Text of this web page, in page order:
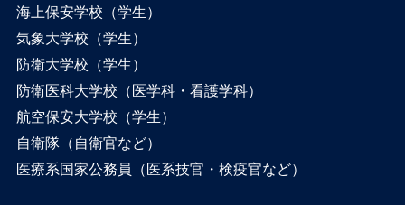
海上保安学校（学生）
気象大学校（学生）
防衛大学校（学生）
防衛医科大学校（医学科・看護学科）
航空保安大学校（学生）
自衛隊（自衛官など）
医療系国家公務員（医系技官・検疫官など）